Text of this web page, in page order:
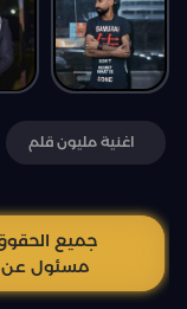
اغنية مليون قلم
جميع
مسئول عن